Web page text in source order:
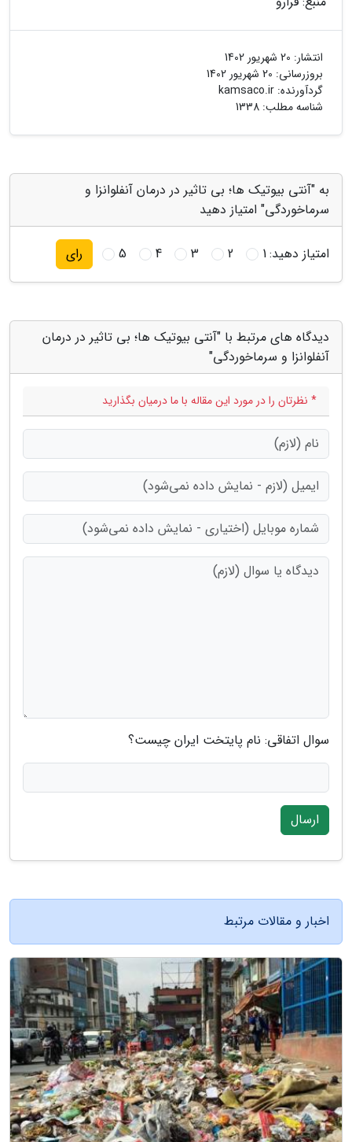
انتشار: 20 شهریور 1402
بروزرسانی: 20 شهریور 1402
گردآورنده: kamsaco.ir
شناسه مطلب: 1338
به "آنتی بیوتیک ها؛ بی تاثیر در درمان آنفلوانزا و
سرماخوردگی" امتیاز دهید
امتیاز دهید:1
2
3
4
5 رای
دیدگاه های مرتبط با "آنتی بیوتیک ها؛ بی تاثیر در درمان
آنفلوانزا و سرماخوردگی"
* نظرتان را در مورد این مقاله با ما درمیان بگذارید
سوال اتفاقی: نام پایتخت ایران چیست؟
ارسال
اخبار و مقالات مرتبط